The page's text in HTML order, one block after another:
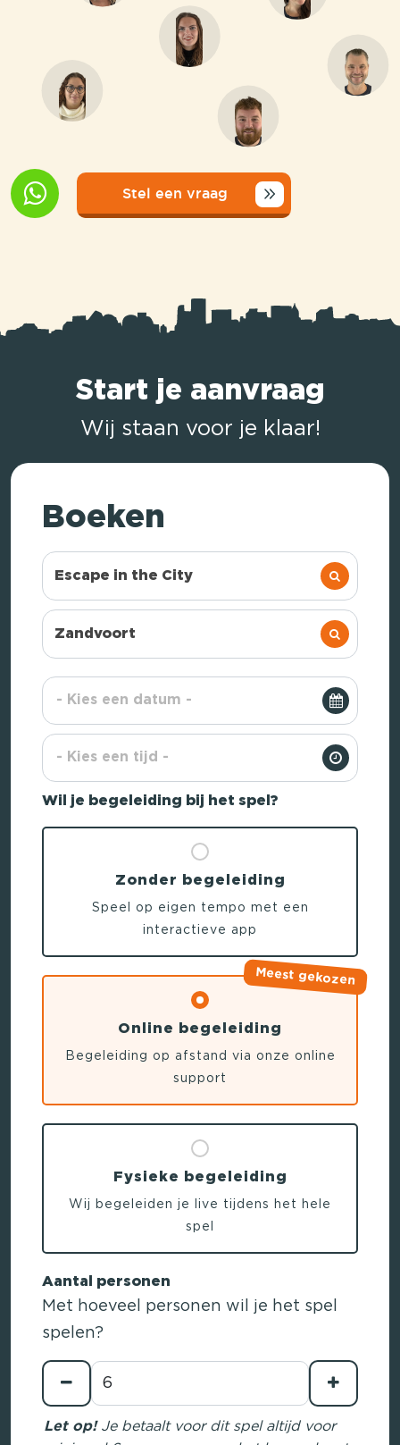
Stel een vraag
Start je aanvraag
Wij staan voor je klaar!
Boeken
Escape in the City
Zandvoort
Wil je begeleiding bij het spel?
Zonder begeleiding
Speel op eigen tempo met een
interactieve app
Meest gekozen
Online begeleiding
Begeleiding op afstand via onze online
support
Fysieke begeleiding
Wij begeleiden je live tijdens het hele
spel
Aantal personen
Met hoeveel personen wil je het spel
spelen?
Let op!Je betaalt voor dit spel altijd voor